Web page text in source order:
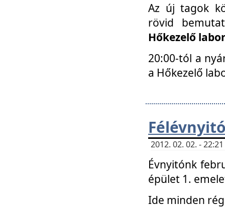
Az új tagok
rövid
Hőkezelő
20:00-tól a
a Hőkezelő
2012. 02. 02. -
Évnyitónk
épület 1.
Ide minden